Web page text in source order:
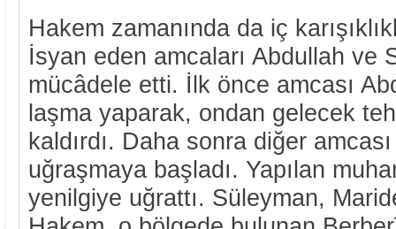
Hakem zamanında da iç
İsyan eden amcaları Abdullah ve
mücâdele etti. İlk önce amcası
laşma yaparak, ondan gelecek
kaldırdı. Daha sonra diğer
uğraşmaya başladı. Yapılan
yenilgiye uğrattı. Süleyman,